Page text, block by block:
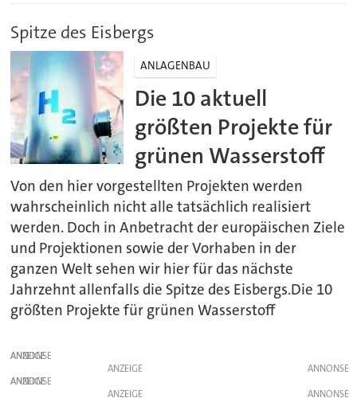
Spitze des Eisbergs
ANLAGENBAU
Die 10 aktuell
größten Projekte für
grünen Wasserstoff
Von den hier vorgestellten Projekten werden
wahrscheinlich nicht alle tatsächlich realisiert
werden. Doch in Anbetracht der europäischen Ziele
und Projektionen sowie der Vorhaben in der
ganzen Welt sehen wir hier für das nächste
Jahrzehnt allenfalls die Spitze des Eisbergs.Die 10
größten Projekte für grünen Wasserstoff
ANZEIGE
ANZEIGE
ANZEIGE
ANZEIGE